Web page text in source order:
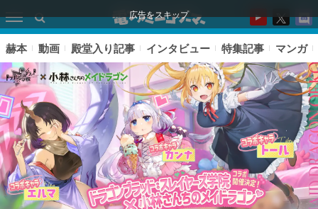
広告をスキップ
赫本 動画 殿堂入り記事 インタビュー 特集記事 マンガ